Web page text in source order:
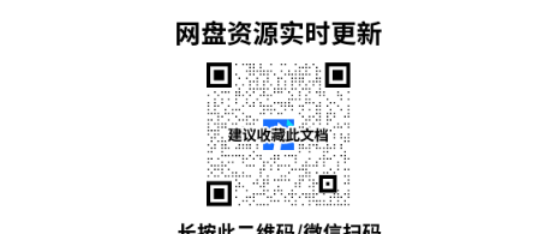
日记》